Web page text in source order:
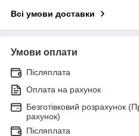
Всі умови доставки
Умови оплати
Післяплата
Оплата на рахунок
Безготівковий розрахунок
рахунок)
Післяплата